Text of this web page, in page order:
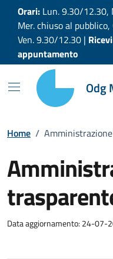
Vai ai contenuti
Vai al footer
Orari: Lun. 9.30/
Mer. chiuso al
Ven. 9.30/12.30 |
appuntamento
Odg
Home /
Data aggiornamento: 24-07-